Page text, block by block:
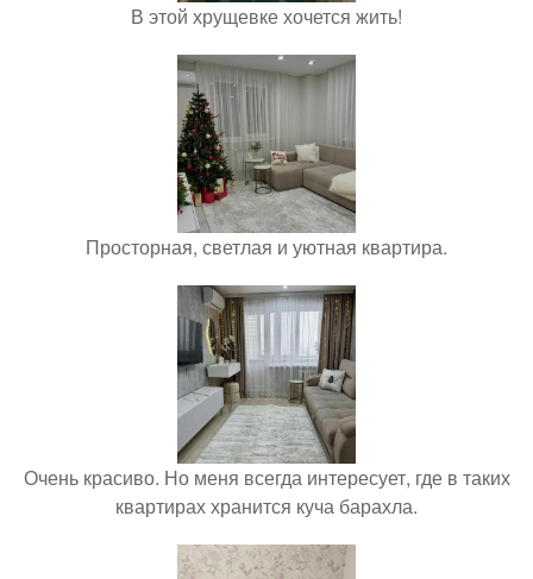
В этой хрущевке хочется жить!
Просторная, светлая и уютная квартира.
Очень красиво. Но меня всегда интересует, где в таких
квартирах хранится куча барахла.